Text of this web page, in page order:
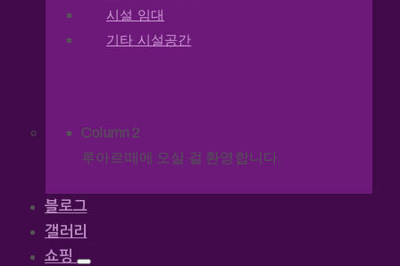
시설 임대
기타 시설공간
Column 2
루아르떼에 오실 걸 환영합니다.
블로그
갤러리
쇼핑